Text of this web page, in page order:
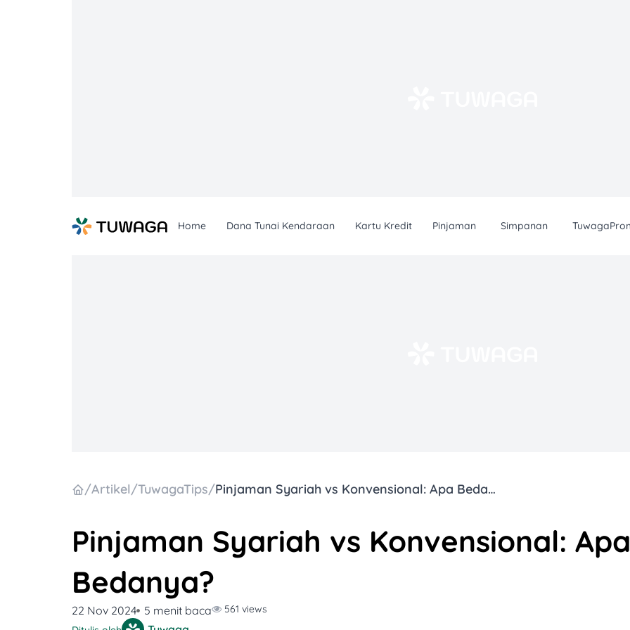
Home Dana Tunai Kendaraan Kartu Kredit Pinjaman Simpanan
/Artikel/TuwagaTips/ Pinjaman Syariah vs Konvensional: Apa Bedanya?
Pinjaman Syariah vs Konvensional: Apa
Bedanya?
22 Nov 2024 5 menit baca
561 views